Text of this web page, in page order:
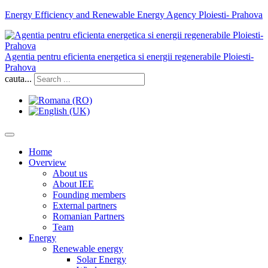
Energy Efficiency and Renewable Energy Agency Ploiesti- Prahova
Agentia pentru eficienta energetica si energii regenerabile Ploiesti-
Prahova
cauta...
Home
Overview
About us
About IEE
Founding members
External partners
Romanian Partners
Team
Energy
Renewable energy
Solar Energy